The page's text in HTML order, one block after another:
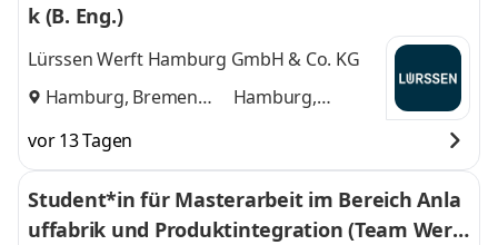
k (B. Eng.)
Lürssen Werft Hamburg GmbH & Co. KG
Hamburg, Bremen
Hamburg,
vor 13 Tagen
Student*in für Masterarbeit im Bereich Anla
uffabrik und Produktintegration (Team Werk